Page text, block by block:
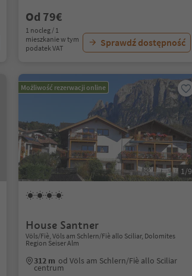
Od 79€
1 nocleg / 1
mieszkanie w tym
podatek VAT
Sprawdź dostępność
Możliwość rezerwacji online
1/9
House Santner
Völs/Fiè, Völs am Schlern/Fiè allo Sciliar, Dolomites
Region Seiser Alm
312 m od Völs am Schlern/Fiè allo Sciliar
centrum